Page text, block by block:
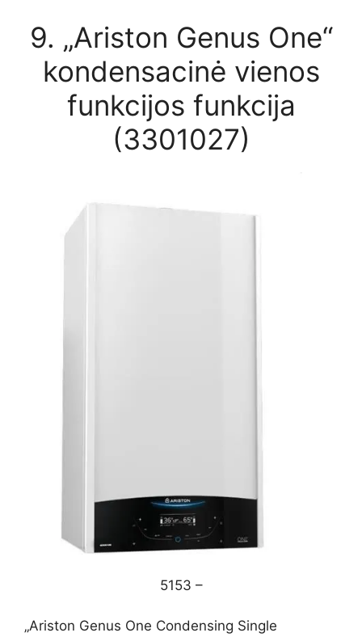
9. „Ariston Genus One“
kondensacinė vienos
funkcijos funkcija
(3301027)
5153 –
„Ariston Genus One Condensing Single